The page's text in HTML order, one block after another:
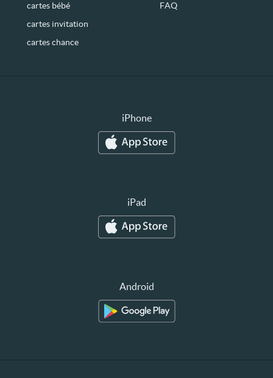
cartes bébé
cartes invitation
cartes chance
FAQ
iPhone
iPad
Android